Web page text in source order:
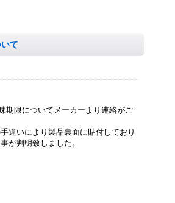
て
期限についてメーカーより連絡がご
違いにより製品裏面に貼付しており
が判明致しました。